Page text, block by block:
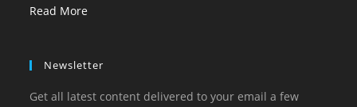
Read More
Newsletter
Get all latest content delivered to your email a few